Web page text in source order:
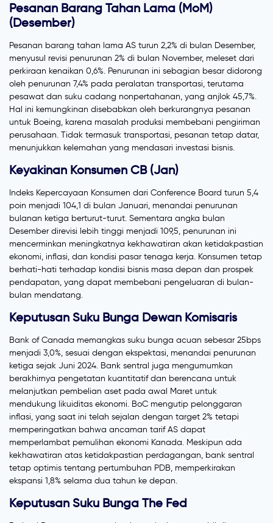
Pesanan Barang Tahan Lama (MoM)
(Desember)
Pesanan barang tahan lama AS turun 2,2% di bulan Desember,
menyusul revisi penurunan 2% di bulan November, meleset dari
perkiraan kenaikan 0,6%. Penurunan ini sebagian besar didorong
oleh penurunan 7,4% pada peralatan transportasi, terutama
pesawat dan suku cadang nonpertahanan, yang anjlok 45,7%.
Hal ini kemungkinan disebabkan oleh berkurangnya pesanan
untuk Boeing, karena masalah produksi membebani pengiriman
perusahaan. Tidak termasuk transportasi, pesanan tetap datar,
menunjukkan kelemahan yang mendasari investasi bisnis.
Keyakinan Konsumen CB (Jan)
Indeks Kepercayaan Konsumen dari Conference Board turun 5,4
poin menjadi 104,1 di bulan Januari, menandai penurunan
bulanan ketiga berturut-turut. Sementara angka bulan
Desember direvisi lebih tinggi menjadi 109,5, penurunan ini
mencerminkan meningkatnya kekhawatiran akan ketidakpastian
ekonomi, inflasi, dan kondisi pasar tenaga kerja. Konsumen tetap
berhati-hati terhadap kondisi bisnis masa depan dan prospek
pendapatan, yang dapat membebani pengeluaran di bulan-
bulan mendatang.
Keputusan Suku Bunga Dewan Komisaris
Bank of Canada memangkas suku bunga acuan sebesar 25bps
menjadi 3,0%, sesuai dengan ekspektasi, menandai penurunan
ketiga sejak Juni 2024. Bank sentral juga mengumumkan
berakhirnya pengetatan kuantitatif dan berencana untuk
melanjutkan pembelian aset pada awal Maret untuk
mendukung likuiditas ekonomi. BoC mengutip pelonggaran
inflasi, yang saat ini telah sejalan dengan target 2% tetapi
memperingatkan bahwa ancaman tarif AS dapat
memperlambat pemulihan ekonomi Kanada. Meskipun ada
kekhawatiran atas ketidakpastian perdagangan, bank sentral
tetap optimis tentang pertumbuhan PDB, memperkirakan
ekspansi 1,8% selama dua tahun ke depan.
Keputusan Suku Bunga The Fed